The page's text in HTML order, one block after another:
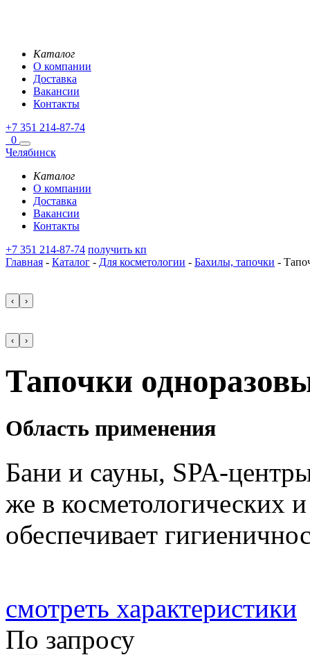
Каталог
О компании
Доставка
Вакансии
Контакты
+7 351 214-87-74
0
Челябинск
Каталог
О компании
Доставка
Вакансии
Контакты
+7 351 214-87-74 получить кп
Главная - Каталог - Для косметологии - Бахилы, тапочки -
‹ ›
‹ ›
Тапочки
Область применения
Бани и сауны, SPA-
же в косметологических
обеспечивает
смотреть характеристики
По запросу